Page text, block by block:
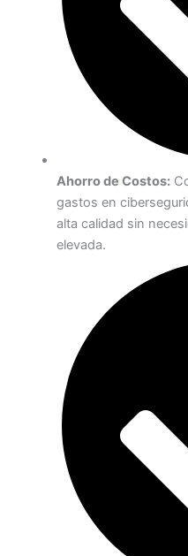
Ahorro de Costos:
gastos en
alta calidad sin
elevada.